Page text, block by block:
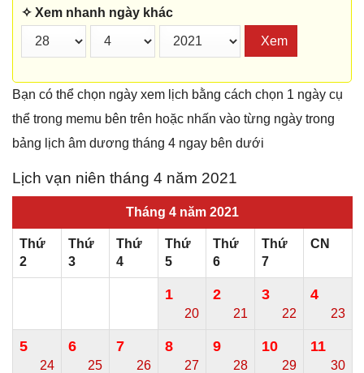
✧ Xem nhanh ngày khác
Xem
Bạn có thể chọn ngày xem lịch bằng cách chọn 1 ngày cụ
thể trong memu bên trên hoặc nhấn vào từng ngày trong
bảng lịch âm dương tháng 4 ngay bên dưới
Lịch vạn niên tháng 4 năm 2021
Tháng 4 năm 2021
Thứ
2
Thứ
3
Thứ
4
Thứ
5
Thứ
6
Thứ
7
CN
1
20
2
21
3
22
4
23
5
24
6
25
7
26
8
27
9
28
10
29
11
30